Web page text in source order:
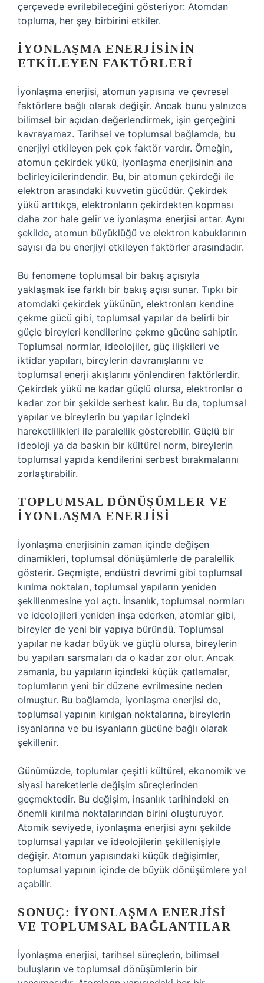
çerçevede evrilebileceğini gösteriyor: Atomdan
topluma, her şey birbirini etkiler.
İYONLAŞMA ENERJISININ
ETKILEYEN FAKTÖRLERI
İyonlaşma enerjisi, atomun yapısına ve çevresel
faktörlere bağlı olarak değişir. Ancak bunu yalnızca
bilimsel bir açıdan değerlendirmek, işin gerçeğini
kavrayamaz. Tarihsel ve toplumsal bağlamda, bu
enerjiyi etkileyen pek çok faktör vardır. Örneğin,
atomun çekirdek yükü, iyonlaşma enerjisinin ana
belirleyicilerindendir. Bu, bir atomun çekirdeği ile
elektron arasındaki kuvvetin gücüdür. Çekirdek
yükü arttıkça, elektronların çekirdekten kopması
daha zor hale gelir ve iyonlaşma enerjisi artar. Aynı
şekilde, atomun büyüklüğü ve elektron kabuklarının
sayısı da bu enerjiyi etkileyen faktörler arasındadır.
Bu fenomene toplumsal bir bakış açısıyla
yaklaşmak ise farklı bir bakış açısı sunar. Tıpkı bir
atomdaki çekirdek yükünün, elektronları kendine
çekme gücü gibi, toplumsal yapılar da belirli bir
güçle bireyleri kendilerine çekme gücüne sahiptir.
Toplumsal normlar, ideolojiler, güç ilişkileri ve
iktidar yapıları, bireylerin davranışlarını ve
toplumsal enerji akışlarını yönlendiren faktörlerdir.
Çekirdek yükü ne kadar güçlü olursa, elektronlar o
kadar zor bir şekilde serbest kalır. Bu da, toplumsal
yapılar ve bireylerin bu yapılar içindeki
hareketlilikleri ile paralellik gösterebilir. Güçlü bir
ideoloji ya da baskın bir kültürel norm, bireylerin
toplumsal yapıda kendilerini serbest bırakmalarını
zorlaştırabilir.
TOPLUMSAL DÖNÜŞÜMLER VE
İYONLAŞMA ENERJISI
İyonlaşma enerjisinin zaman içinde değişen
dinamikleri, toplumsal dönüşümlerle de paralellik
gösterir. Geçmişte, endüstri devrimi gibi toplumsal
kırılma noktaları, toplumsal yapıların yeniden
şekillenmesine yol açtı. İnsanlık, toplumsal normları
ve ideolojileri yeniden inşa ederken, atomlar gibi,
bireyler de yeni bir yapıya büründü. Toplumsal
yapılar ne kadar büyük ve güçlü olursa, bireylerin
bu yapıları sarsmaları da o kadar zor olur. Ancak
zamanla, bu yapıların içindeki küçük çatlamalar,
toplumların yeni bir düzene evrilmesine neden
olmuştur. Bu bağlamda, iyonlaşma enerjisi de,
toplumsal yapının kırılgan noktalarına, bireylerin
isyanlarına ve bu isyanların gücüne bağlı olarak
şekillenir.
Günümüzde, toplumlar çeşitli kültürel, ekonomik ve
siyasi hareketlerle değişim süreçlerinden
geçmektedir. Bu değişim, insanlık tarihindeki en
önemli kırılma noktalarından birini oluşturuyor.
Atomik seviyede, iyonlaşma enerjisi aynı şekilde
toplumsal yapılar ve ideolojilerin şekillenişiyle
değişir. Atomun yapısındaki küçük değişimler,
toplumsal yapının içinde de büyük dönüşümlere yol
açabilir.
SONUÇ: İYONLAŞMA ENERJISI
VE TOPLUMSAL BAĞLANTILAR
İyonlaşma enerjisi, tarihsel süreçlerin, bilimsel
buluşların ve toplumsal dönüşümlerin bir